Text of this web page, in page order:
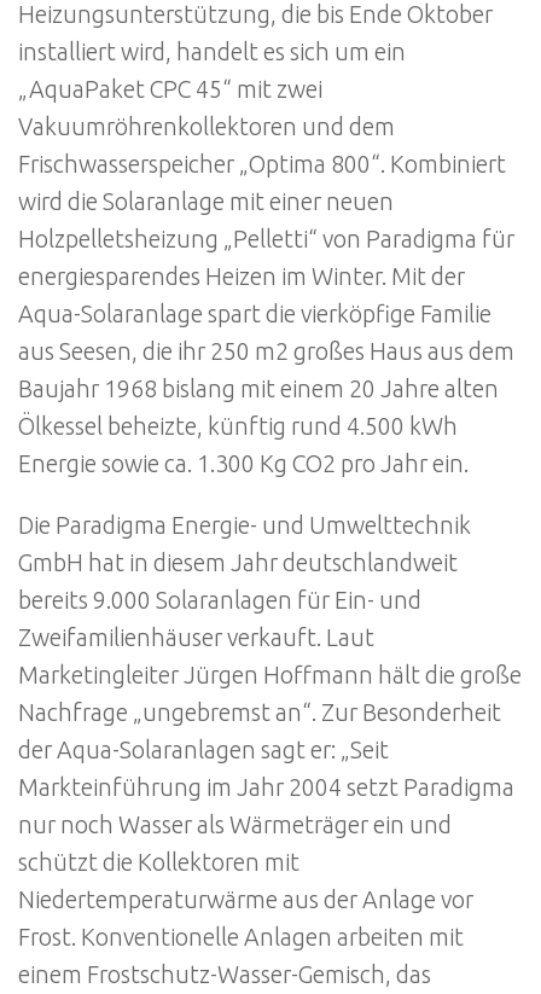
Heizungsunterstützung, die bis Ende Oktober
installiert wird, handelt es sich um ein
„AquaPaket CPC 45“ mit zwei
Vakuumröhrenkollektoren und dem
Frischwasserspeicher „Optima 800“. Kombiniert
wird die Solaranlage mit einer neuen
Holzpelletsheizung „Pelletti“ von Paradigma für
energiesparendes Heizen im Winter. Mit der
Aqua-Solaranlage spart die vierköpfige Familie
aus Seesen, die ihr 250 m2 großes Haus aus dem
Baujahr 1968 bislang mit einem 20 Jahre alten
Ölkessel beheizte, künftig rund 4.500 kWh
Energie sowie ca. 1.300 Kg CO2 pro Jahr ein.
Die Paradigma Energie- und Umwelttechnik
GmbH hat in diesem Jahr deutschlandweit
bereits 9.000 Solaranlagen für Ein- und
Zweifamilienhäuser verkauft. Laut
Marketingleiter Jürgen Hoffmann hält die große
Nachfrage „ungebremst an“. Zur Besonderheit
der Aqua-Solaranlagen sagt er: „Seit
Markteinführung im Jahr 2004 setzt Paradigma
nur noch Wasser als Wärmeträger ein und
schützt die Kollektoren mit
Niedertemperaturwärme aus der Anlage vor
Frost. Konventionelle Anlagen arbeiten mit
einem Frostschutz-Wasser-Gemisch, das